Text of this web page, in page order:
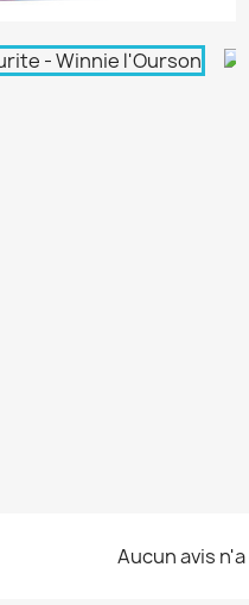
Aucun avis